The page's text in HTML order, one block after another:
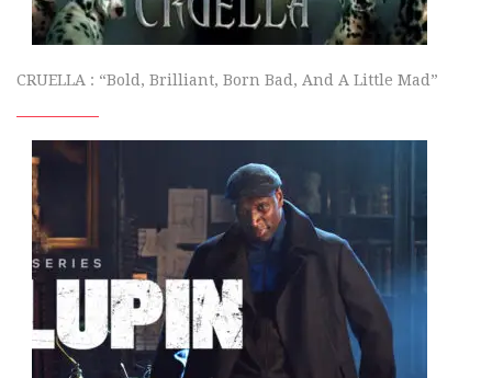
CRUELLA : “Bold, Brilliant, Born Bad, And A Little Mad”